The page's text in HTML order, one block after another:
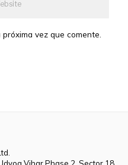
vez que comente.